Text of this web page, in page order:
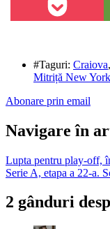
#Taguri: Craiova,
Mitriță New York
Abonare prin email
Navigare în
Lupta pentru play-off,
Serie A, etapa a 22-a.
2 gânduri